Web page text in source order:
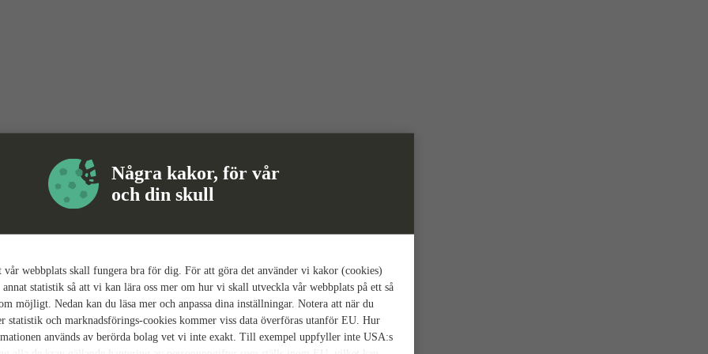
Några kakor, för vår
och din skull
webbplats skall fungera bra för dig. För att göra det använder vi kakor (cookies)
statistik så att vi kan lära oss mer om hur vi skall utveckla vår webbplats på ett så
möjligt. Nedan kan du läsa mer och anpassa dina inställningar. Notera att när du
statistik och marknadsförings-cookies kommer viss data överföras utanför EU. Hur
används av berörda bolag vet vi inte exakt. Till exempel uppfyller inte USA:s